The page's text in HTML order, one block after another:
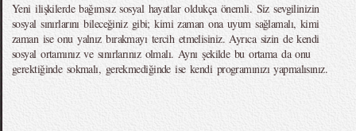
Yeni ilişkilerde bağımsız sosyal hayatlar oldukça önemli. Siz sevgilinizin
sosyal sınırlarını bileceğiniz gibi; kimi zaman ona uyum sağlamalı, kimi
zaman ise onu yalnız bırakmayı tercih etmelisiniz. Ayrıca sizin de kendi
sosyal ortamınız ve sınırlarınız olmalı. Aynı şekilde bu ortama da onu
gerektiğinde sokmalı, gerekmediğinde ise kendi programınızı yapmalısınız.